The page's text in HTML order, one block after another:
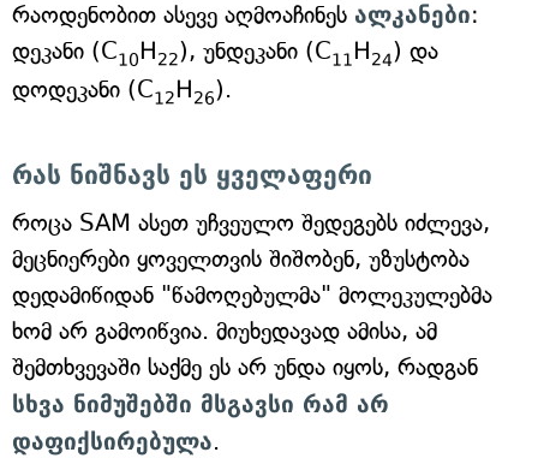
რაოდენობით ასევე აღმოაჩინეს ალკანები:
დეკანი (C10H22), უნდეკანი (C11H24) და
დოდეკანი (C12H26).
რას ნიშნავს ეს ყველაფერი
როცა SAM ასეთ უჩვეულო შედეგებს იძლევა,
მეცნიერები ყოველთვის შიშობენ, უზუსტობა
დედამიწიდან "წამოღებულმა" მოლეკულებმა
ხომ არ გამოიწვია. მიუხედავად ამისა, ამ
შემთხვევაში საქმე ეს არ უნდა იყოს, რადგან
სხვა ნიმუშებში მსგავსი რამ არ
დაფიქსირებულა.